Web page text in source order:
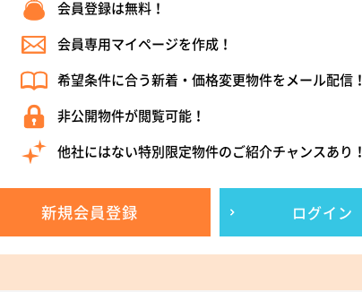
会員登録は無料！
会員専用マイページを作成！
希望条件に合う新着・価格変更物件をメール配信！
非公開物件が閲覧可能！
他社にはない特別限定物件のご紹介チャンスあり！
新規会員登録 ログイン